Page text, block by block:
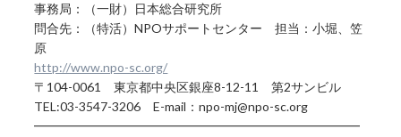
事務局：（一財）日本総合研究所
問合先：（特活）NPOサポートセンター 担当：小堀、笠
原
http://www.npo-sc.org/
〒104-0061 東京都中央区銀座8-12-11 第2サンビル
TEL:03-3547-3206 E-mail：npo-mj@npo-sc.org
━━━━━━━━━━━━━━━━━━━━━━━━━━